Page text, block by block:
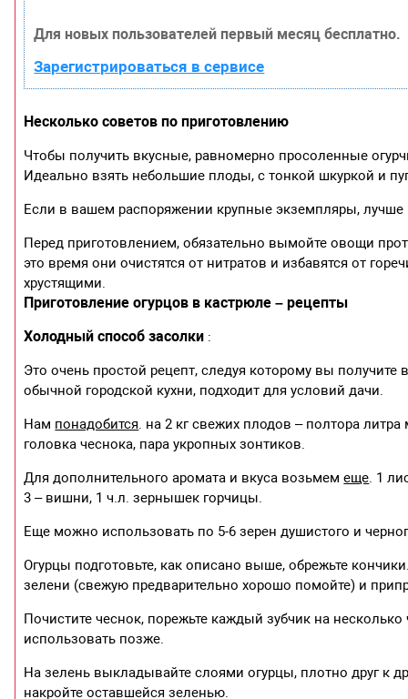
Для новых пользователей первый месяц бесплатно.
Зарегистрироваться в сервисе
Несколько советов по приготовлению
Чтобы получить вкусные, равномерно просоленные
Идеально взять небольшие плоды, с тонкой шкуркой и
Если в вашем распоряжении крупные экземпляры,
Перед приготовлением, обязательно вымойте овощи
это время они очистятся от нитратов и избавятся от
хрустящими.
Приготовление огурцов в кастрюле – рецепты
Холодный способ засолки :
Это очень простой рецепт, следуя которому вы
обычной городской кухни, подходит для условий дачи.
Нам понадобится. на 2 кг свежих плодов – полтора
головка чеснока, пара укропных зонтиков.
Для дополнительного аромата и вкуса возьмемеще. 1
3 – вишни, 1 ч.л. зернышек горчицы.
Еще можно использовать по 5-6 зерен душистого и
Огурцы подготовьте, как описано выше, обрежьте
зелени (свежую предварительно хорошо помойте) и
Почистите чеснок, порежьте каждый зубчик на
использовать позже.
На зелень выкладывайте слоями огурцы, плотно друг к
накройте оставшейся зеленью.